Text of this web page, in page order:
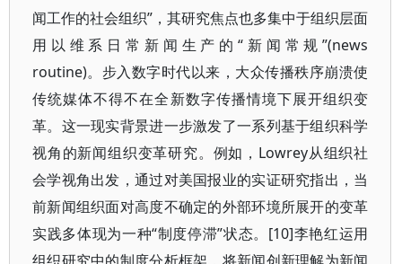
闻工作的社会组织”，其研究焦点也多集中于组织层面
用以维系日常新闻生产的“新闻常规”(news
routine)。步入数字时代以来，大众传播秩序崩溃使
传统媒体不得不在全新数字传播情境下展开组织变
革。这一现实背景进一步激发了一系列基于组织科学
视角的新闻组织变革研究。例如，Lowrey从组织社
会学视角出发，通过对美国报业的实证研究指出，当
前新闻组织面对高度不确定的外部环境所展开的变革
实践多体现为一种“制度停滞”状态。[10]李艳红运用